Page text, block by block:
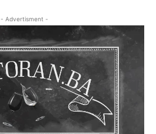
- Advertisment -